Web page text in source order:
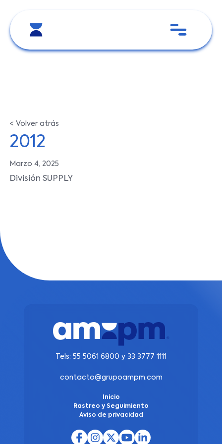
< Volver atrás
2012
Marzo 4, 2025
División SUPPLY
Tels: 55 5061 6800 y 33 3777 1111
contacto@grupoampm.com
Inicio
Rastreo y Seguimiento
Aviso de privacidad